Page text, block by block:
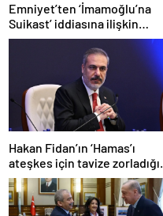
Emniyet’ten ‘İmamoğlu’na
Suikast’ iddiasına ilişkin
açıklama
Hakan Fidan’ın ‘Hamas’ı
ateşkes için tavize zorladığı’
iddiasına yalanlama